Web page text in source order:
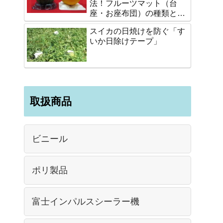
法！フルーツマット（台
座・お座布団）の種類と選
び方
スイカの日焼けを防ぐ「す
いか日除けテープ」
取扱商品
ビニール
ポリ製品
富士インパルスシーラー機